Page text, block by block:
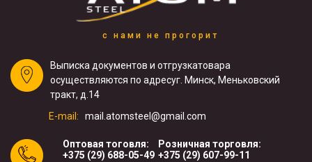
с нами не прогорит
Выписка документов и отгрузкатовара
осуществляются по адресуг. Минск, Меньковский
тракт, д.14
E-mail:
mail.atomsteel@gmail.com
Оптовая тоговля:
+375 (29) 688-05-49
Розничная торговля:
+375 (29) 607-99-11